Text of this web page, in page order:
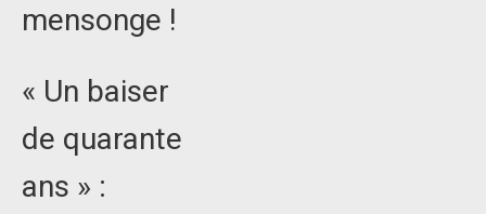
mensonge !
« Un baiser
de quarante
ans » :